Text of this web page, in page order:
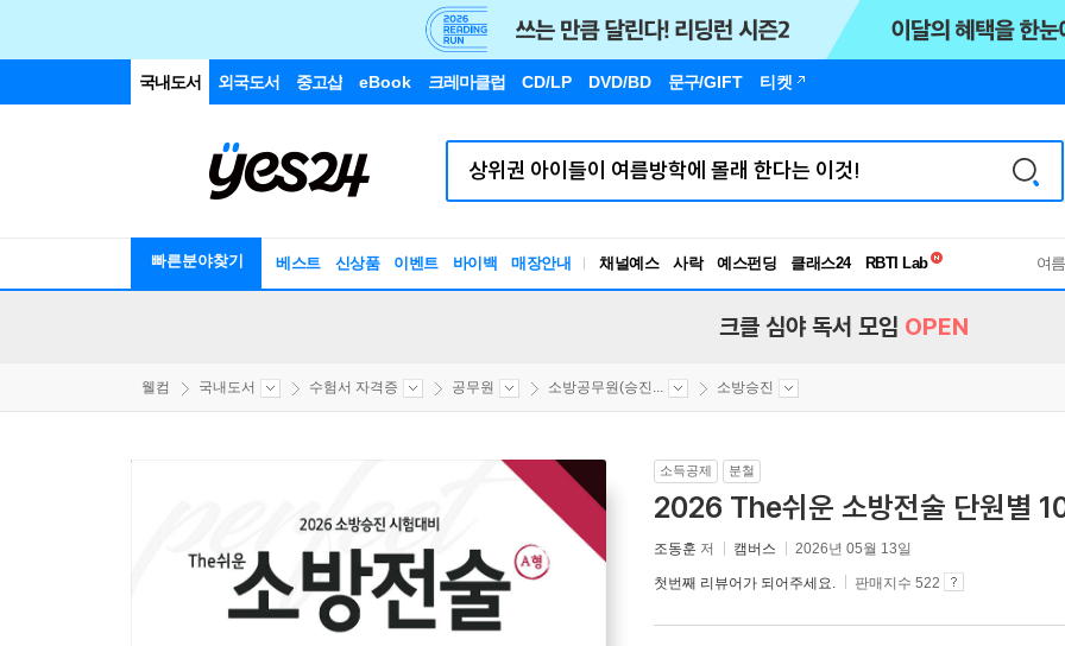
국내도서 외국도서 중고샵 eBook 크레마클럽 CD/LP DVD/BD 문구/GIFT 티켓
빠른분야찾기 베스트 신상품 이벤트 바이백 매장안내 채널예스 사락 예스펀딩 클래스24
독서유형검사
여
크클 심야 독서 모임 OPEN
웰컴 국내도서 수험서 자격증 공무원 소방공무원(승진... 소방승진
소득공제 분철
2026 The쉬운 소방전술 단원별
조동훈 저 캠버스 2026년 05월 13일
첫번째 리뷰어가 되어주세요. 판매지수 522